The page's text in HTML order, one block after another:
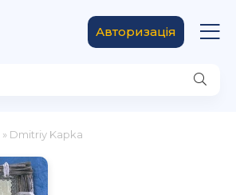
Авторизація
» Dmitriy Kapka